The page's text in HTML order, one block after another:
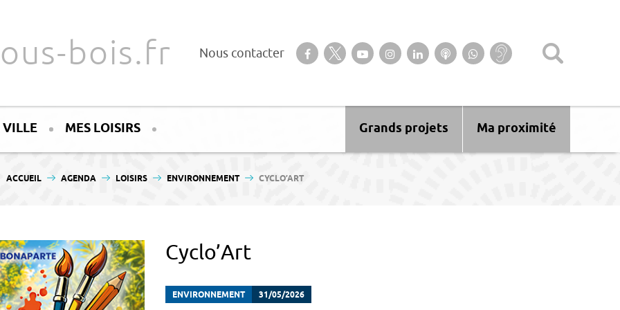
bois.fr Nous contacter Suivez-nous sur notre page Facebook
Suivez-nous sur Twitter
Suivez-nous sur YouTube
Suivez-nous sur Instagram
Retrouvez-nous sur Linkedin
Ecoutez nos Podcasts
Suivez-nous sur
WhatsApp
Baisse
d’audition ?
MES LOISIRS Ma proximité
Grands projets
VOUS ÊTES ICI :
ACCUEIL AGENDA LOISIRS ENVIRONNEMENT CYCLO’ART
Cyclo’Art
ENVIRONNEMENT 31/05/2026